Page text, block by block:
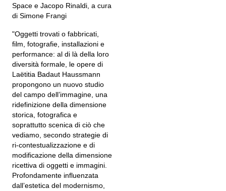
Space e Jacopo Rinaldi, a cura
di Simone Frangi
"Oggetti trovati o fabbricati,
film, fotografie, installazioni e
performance: al di là della loro
diversità formale, le opere di
Laëtitia Badaut Haussmann
propongono un nuovo studio
del campo dell’immagine, una
ridefinizione della dimensione
storica, fotografica e
soprattutto scenica di ciò che
vediamo, secondo strategie di
ri-contestualizzazione e di
modificazione della dimensione
ricettiva di oggetti e immagini.
Profondamente influenzata
dall’estetica del modernismo,